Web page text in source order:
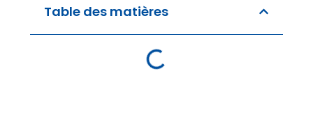
Table des matières